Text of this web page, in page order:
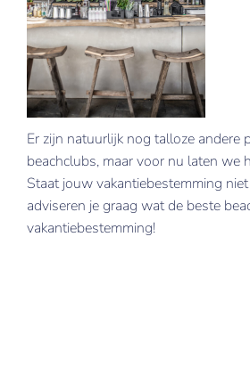
Er zijn natuurlijk nog talloze andere
beachclubs, maar voor nu laten we
Staat jouw vakantiebestemming
adviseren je graag wat de beste
vakantiebestemming!